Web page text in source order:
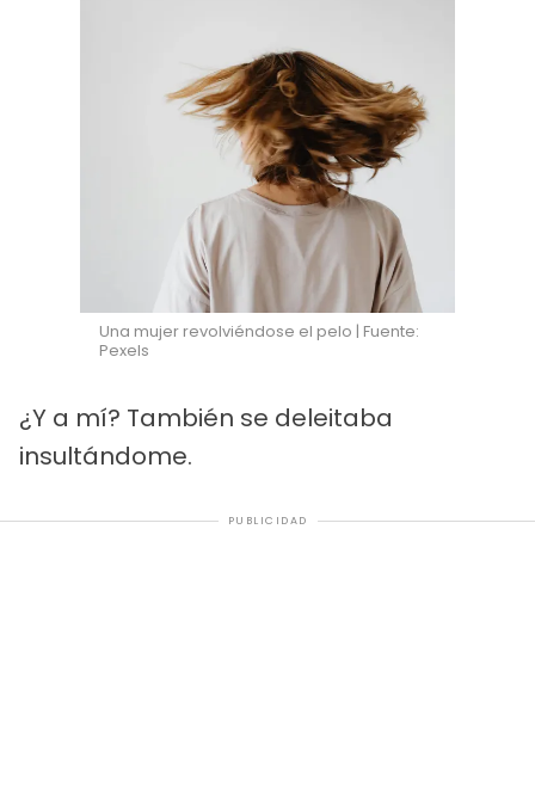
Una mujer revolviéndose el pelo | Fuente:
Pexels
¿Y a mí? También se deleitaba
insultándome.
PUBLICIDAD